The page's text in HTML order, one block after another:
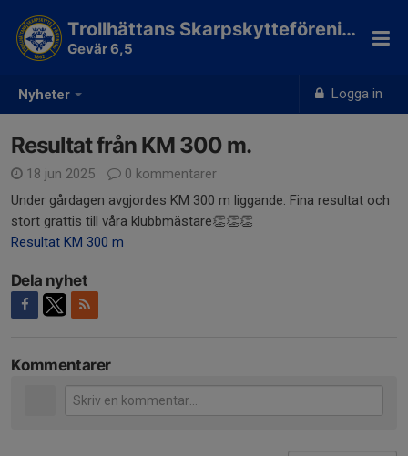
Nyheter Logga in
Trollhättans Skarpskytteförening
Gevär 6,5
Resultat från KM 300 m.
18 jun 2025
0 kommentarer
Under gårdagen avgjordes KM 300 m liggande. Fina resultat och
stort grattis till våra klubbmästare👏👏👏
Resultat KM 300 m
Dela nyhet
Kommentarer